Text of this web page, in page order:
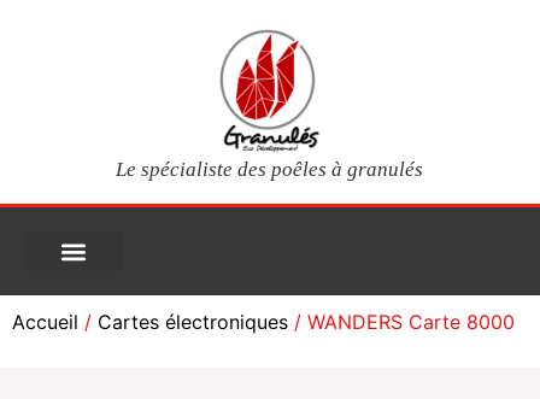
Le spécialiste des poêles à granulés
Accueil / Cartes électroniques / WANDERS Carte 8000